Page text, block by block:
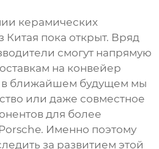
керамических
Китая пока открыт. Вряд
смогут напрямую
на конвейер
в ближайшем будущем мы
или даже совместное
для более
Именно поэтому
за развитием этой